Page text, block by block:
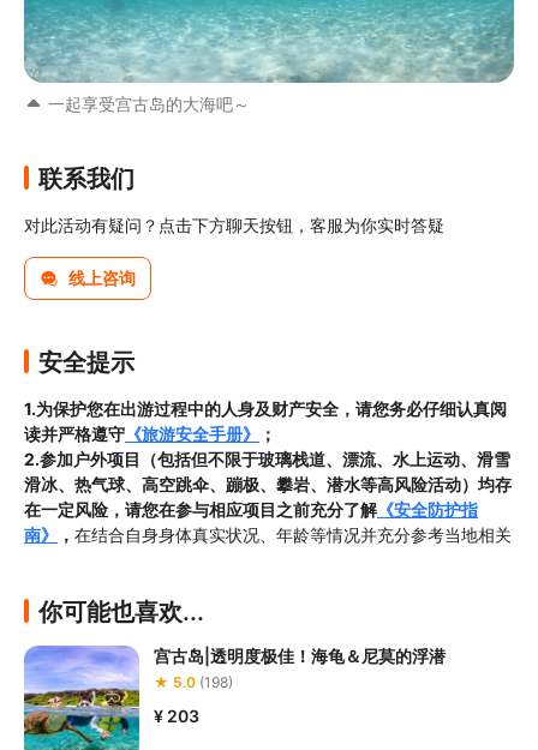
一起享受宫古岛的大海吧～
联系我们
对此活动有疑问？点击下方聊天按钮，客服为你实时答疑
线上咨询
安全提示
1.为保护您在出游过程中的人身及财产安全，请您务必仔细认真阅
读并严格遵守 《旅游安全手册》
；
2.参加户外项目（包括但不限于玻璃栈道、漂流、水上运动、滑雪
滑冰、热气球、高空跳伞、蹦极、攀岩、潜水等高风险活动）均存
在一定风险，请您在参与相应项目之前充分了解《安全防护指
南》
， 在结合自身身体真实状况、年龄等情况并充分参考当地相关
目中全程正确穿戴救生衣及其他安全防护器具
险区域；
4.若您在参加项目过程中感到任何不适，请及时与工作人员反馈，
不得隐瞒自身身体情况盲目下水；
5.请您不要以从船上跳海的方式下水
你可能也喜欢...
宫古岛|透明度极佳！海龟＆尼莫的浮潜
★ 5.0 (198)
¥ 203